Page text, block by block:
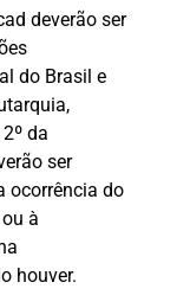
deverão ser
do Brasil e
da
ser
ocorrência do
à
houver.